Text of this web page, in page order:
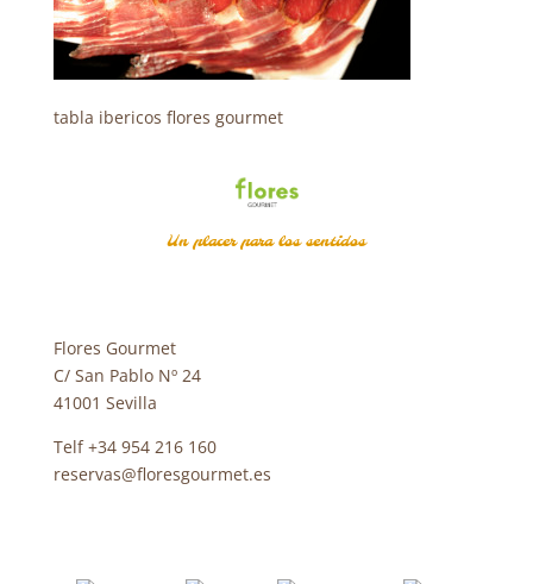
tabla ibericos flores gourmet
Un placer para los sentidos
Flores Gourmet
C/ San Pablo Nº 24
41001 Sevilla
Telf +34 954 216 160
reservas@floresgourmet.es